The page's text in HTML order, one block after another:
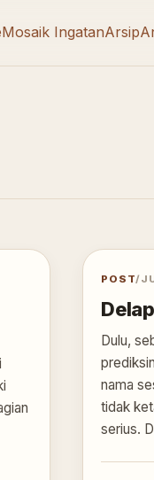
Mosaik IngatanArsip
POST/
Dulu,
nama
tidak
serius.